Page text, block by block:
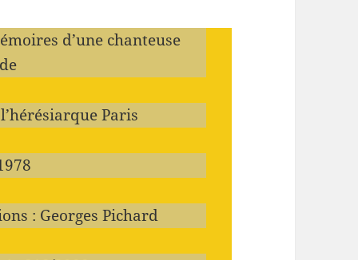
d’une chanteuse
Paris
: Georges Pichard